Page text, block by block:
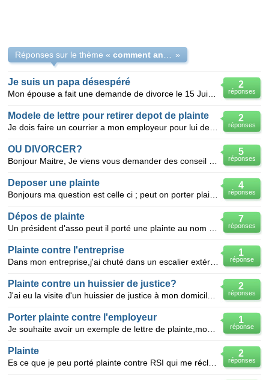
Réponses sur le thème « »
2
réponses
Je suis un papa désespéré
2
réponses
Modele de lettre pour retirer depot de plainte
5
réponses
OU DIVORCER?
4
réponses
Deposer une plainte
7
réponses
Dépos de plainte
1
réponse
Plainte contre l'entreprise
2
réponses
Plainte contre un huissier de justice?
1
réponse
Porter plainte contre l'employeur
2
réponses
Plainte